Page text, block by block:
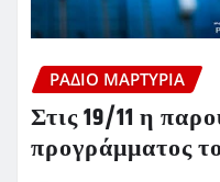
ΡΆΔΙΟ ΜΑΡΤΥΡΊΑ
Στις 19/11 η
προγράμματος